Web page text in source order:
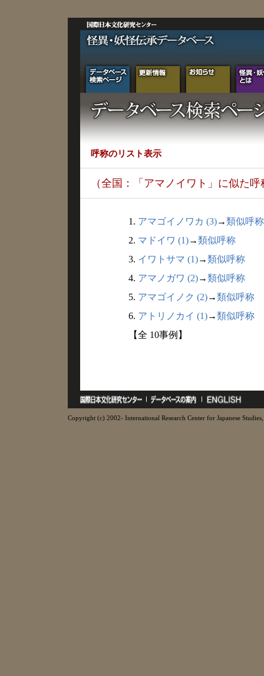
呼称のリスト表示
（全国：「アマノイワト」に似た呼
1. アマゴイノワカ (3)→類似呼称
2. マドイワ (1)→類似呼称
3. イワトサマ (1)→類似呼称
4. アマノガワ (2)→類似呼称
5. アマゴイノク (2)→類似呼称
6. アトリノカイ (1)→類似呼称
【全 10事例】
Copyright (c) 2002- International Research Center for Japanese